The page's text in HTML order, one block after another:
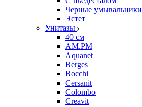
Черные умывальники
Эстет
Унитазы
40 см
AM.PM
Aquanet
Berges
Bocchi
Cersanit
Colombo
Creavit